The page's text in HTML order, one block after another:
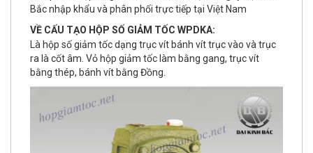
Bắc nhập khẩu và phân phối trực tiếp tại Việt Nam
VỀ CẤU TẠO HỘP SỐ GIẢM TỐC WPDKA:
Là hộp số giảm tốc dạng trục vít bánh vít trục vào và trục
ra là cốt âm. Vỏ hộp giảm tốc làm bằng gang, trục vít
bằng thép, bánh vít bằng Đồng.